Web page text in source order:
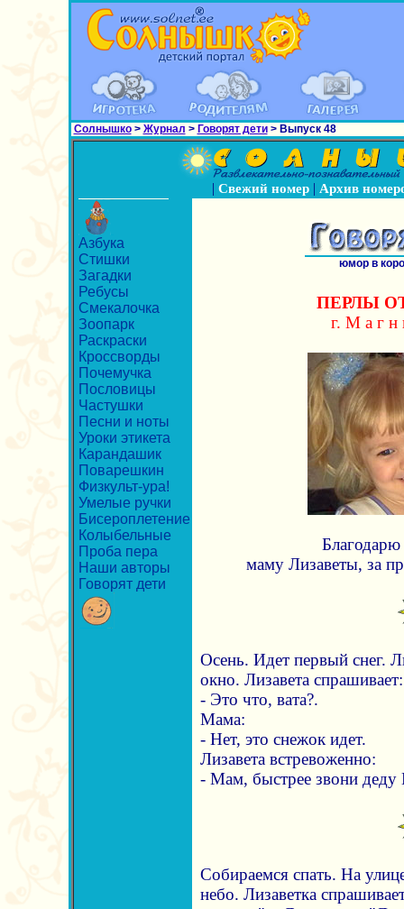
Солнышко> Журнал > Говорят дети> Выпуск 48
| Свежий номер| Архив
Азбука
Стишки
Загадки
Ребусы
Смекалочка
Зоопарк
Раскраски
Кроссворды
Почемучка
Пословицы
Частушки
Песни и ноты
Уроки этикета
Карандашик
Поварешкин
Физкульт-ура!
Умелые ручки
Бисероплетение
Колыбельные
Проба пера
Наши авторы
Говорят дети
юмор в
ПЕРЛЫ
г. М а г н
маму Лизаветы, за
Осень. Идет первый снег.
окно. Лизавета спрашивает:
- Это что, вата?.
Мама:
- Нет, это снежок идет.
Лизавета встревоженно:
- Мам, быстрее звони
Собираемся спать. На
небо. Лизаветка